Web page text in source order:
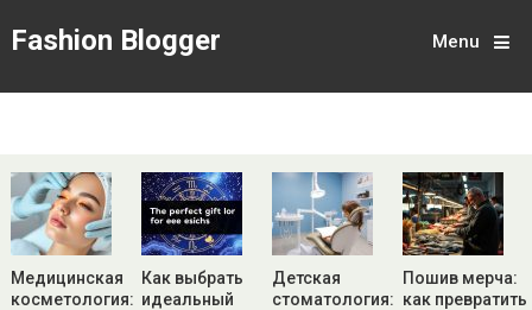
Fashion Blogger Menu
Медицинская
косметология:
Как выбрать
идеальный
Детская
стоматология:
Пошив мерча:
как превратить